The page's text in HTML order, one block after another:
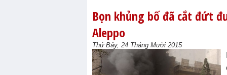
Bọn khủng bố đã cắt đứt
Aleppo
Thứ Bảy, 24 Tháng Mười 2015